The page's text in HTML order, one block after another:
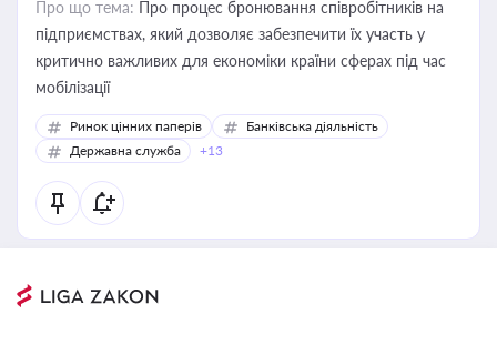
Про що тема: Про процес бронювання співробітників на
підприємствах, який дозволяє забезпечити їх участь у
критично важливих для економіки країни сферах під час
мобілізації
Ринок цінних паперів
Банківська діяльність
Державна служба
+13